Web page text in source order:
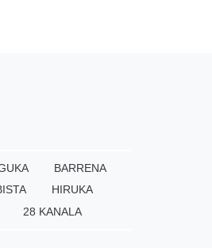
BARRENA
HIRUKA
28 KANALA